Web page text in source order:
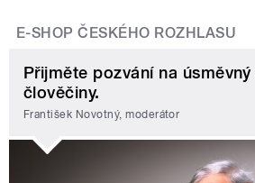
E-SHOP ČESKÉHO ROZHLASU
Přijměte pozvání na
člověčiny.
František Novotný, moderátor